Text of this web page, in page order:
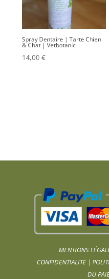
Spray Dentaire | Tarte Chien
& Chat | Vetbotanic
14,00 €
MENTIONS
CONFIDENTIALITE |
DU